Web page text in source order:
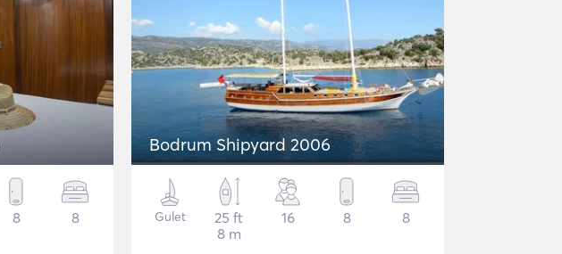
8 8
Bodrum Shipyard 2006
Gulet
25 ft
8 m
16 8 8